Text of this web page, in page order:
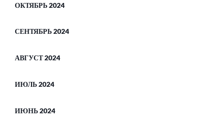
ОКТЯБРЬ 2024
СЕНТЯБРЬ 2024
АВГУСТ 2024
ИЮЛЬ 2024
ИЮНЬ 2024